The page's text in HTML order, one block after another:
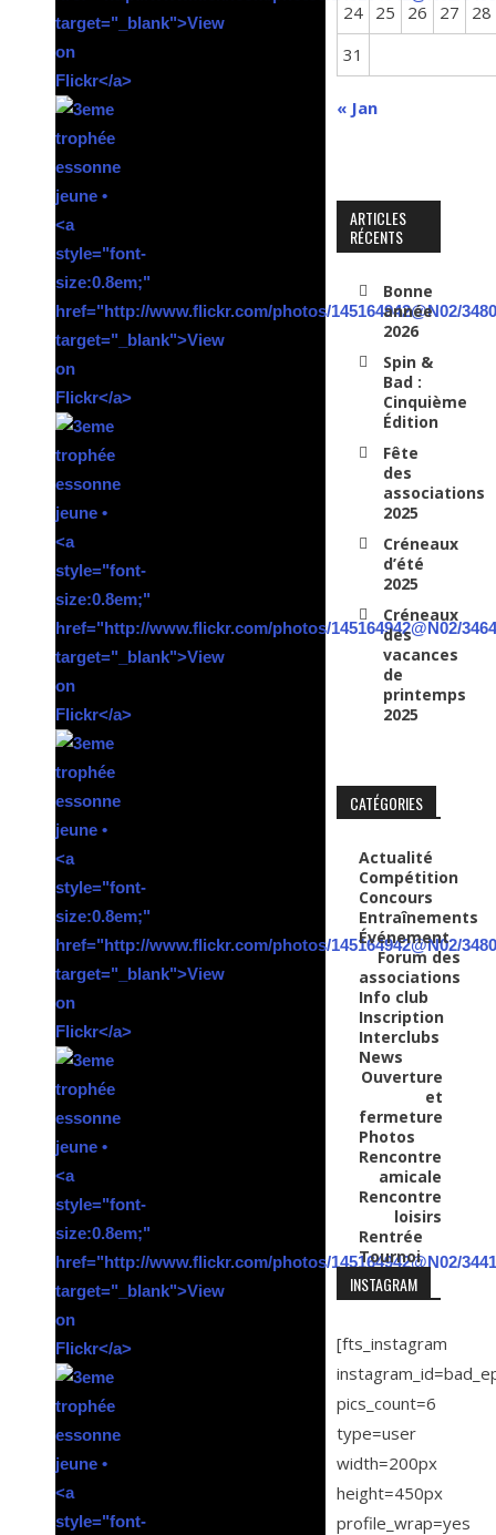
24 25 26 27
28
31
« Jan
ARTICLES
RÉCENTS
Bonne
année
2026
Spin &
Bad :
Cinquième
Édition
Fête
des
associations
2025
Créneaux
d’été
2025
Créneaux
des
vacances
de
printemps
2025
CATÉGORIES
Actualité
Compétition
Concours
Entraînements
Événement
Forum des
associations
Info club
Inscription
Interclubs
News
Ouverture
et
fermeture
Photos
Rencontre
amicale
Rencontre
loisirs
Rentrée
Tournoi
INSTAGRAM
[fts_instagram
pics_count=6
type=user
width=200px
height=450px
profile_wrap=yes